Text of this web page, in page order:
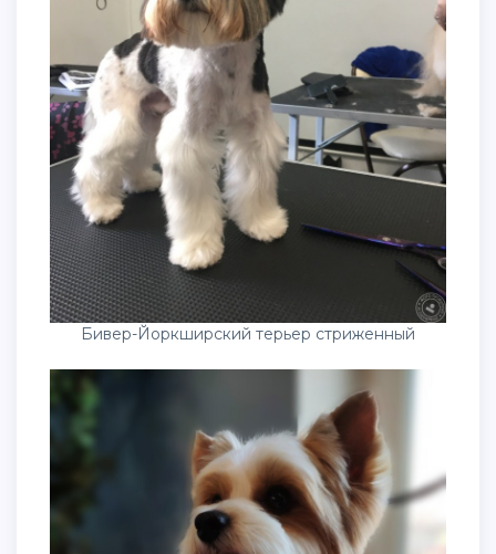
Бивер-Йоркширский терьер стриженный